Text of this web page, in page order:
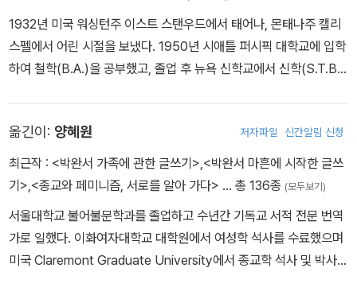
침에 피곤해서 짜증을 내면서, 자녀들은 다음 날을 위해 충분한 휴식
을 취하도록 8시에 잠자리에 들게 합니다. 자녀에게 요구되는 것이
부모에게는 강요되지 않습니다. 그리고 그렇게 될 수도 없습니다.
그 결과는 부모들이 자녀에게 하는 말과 자기 자신이 실제로 하는 일
녀에게 각각 다르게 적용합니다. 많은 경우 그러한 행동은 필요하기
도 하고 어쩔 수 없기도 하지만, 아주 위험스럽게도 부모들은 '서기관
ㆍ바리새인ㆍ위선자'들의 상태에 가까워지게 합니다.
1932년 미국 워싱턴주 이스트 스탠우드에서 태어나, 몬태나주 캘리
스펠에서 어린 시절을 보냈다. 1950년 시애틀 퍼시픽 대학교에 입학
하여 철학(B.A.)을 공부했고, 졸업 후 뉴욕 신학교에서 신학(S.T.B.)
사 안수를 받았다. 1959년부터 뉴욕 신학교에서 성경 원어와 성경을
가르치며, 뉴욕시 화이트 플레인스 장로교회 협동목사로 사역했다(이
시기 동안 목회자로서의 정체성과 소명을 깨닫는다). 1962년, 교수
왕 장로교회’를 시작하여 이후 29년간 목사로 섬겼다. 1993년부터 2
006년까지 캐나다 밴쿠버에 있는 리젠트 칼리지에서 영성 신학을 가
르쳤다. 2018년 10월 22일 “자, 이제 가자”(Let’s go)라는 마지막
옮긴이: 양혜원 저자파일 신간알림 신청
최근작 : <박완서 가족에 관한 글쓰기> <박완서 마흔에 시작한 글쓰
기> <종교와 페미니즘, 서로를 알아 가다> … 총 136종 (모두보기)
서울대학교 불어불문학과를 졸업하고 수년간 기독교 서적 전문 번역
가로 일했다. 이화여자대학교 대학원에서 여성학 석사를 수료했으며
미국 Claremont Graduate University에서 종교학 석사 및 박사